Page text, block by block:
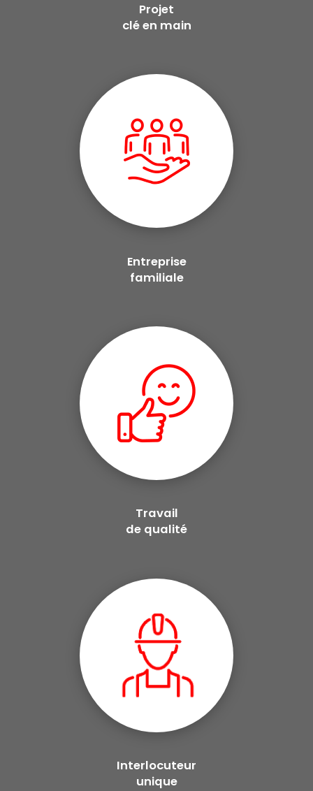
Projet
clé en main
Entreprise
familiale
Travail
de qualité
Interlocuteur
unique